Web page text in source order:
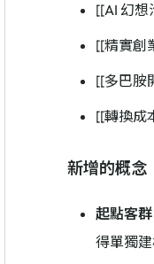
[[AI 幻
[[精實創
[[多巴胺
[[轉換成
新增的概念
起點客
得單獨